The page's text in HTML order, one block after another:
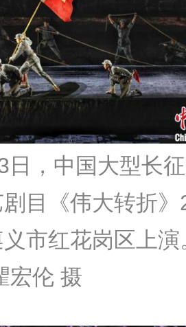
日，中国大型长
目《伟大转折》
市红花岗区上演
宏伦 摄